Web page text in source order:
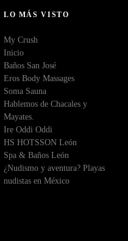
LO MÁS VISTO
My Crush
Inicio
Baños San José
Eros Body Massages
Soma Sauna
Hablemos de Chacales y
Mayates.
Ire Oddi Oddi
HS HOTSSON León
Spa & Baños León
¿Nudismo y aventura? Playas
nudistas en México